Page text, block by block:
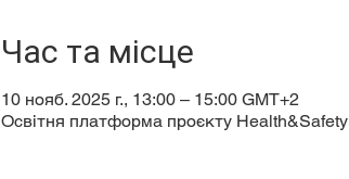
Час та місце
10 нояб. 2025 г., 13:00 – 15:00 GMT+2
Освітня платформа проєкту Health&Safety